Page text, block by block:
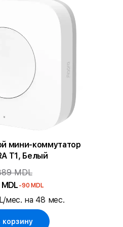
мини-коммутатор
T1, Белый
MDL
-90 MDL
мес. на 48 мес.
корзину